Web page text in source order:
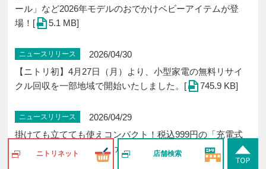
ール」など2026年モデルのおでかけベビーアイテムが登
場！[
5.1 MB]
ニュースリリース
2026/04/30
【ニトリ初】4月27日（月）より、小型家電の無料リサイ
クル回収を一部地域で開始いたしました。[
745.9 KB]
ニュースリリース
2026/04/29
掛けても立てても使えコンパクト！税込999円の「充電式
カラビナ付きハンディファン」が登場[
654.4 KB]
ニトリネット 店舗検索